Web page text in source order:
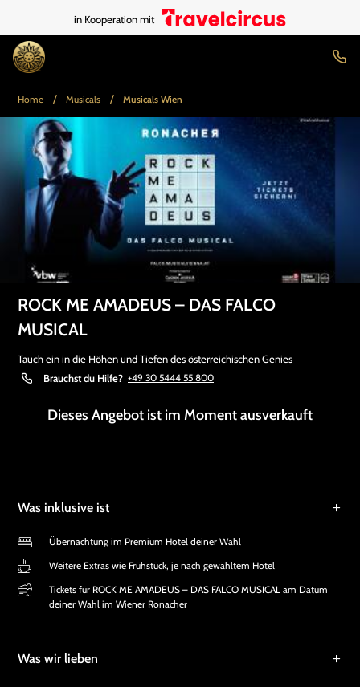
in Kooperation mit
Home / Musicals / Musicals Wien
ROCK ME AMADEUS – DAS FALCO
MUSICAL
Tauch ein in die Höhen und Tiefen des österreichischen Genies
Brauchst du Hilfe? +49 30 5444 55 800
Dieses Angebot ist im Moment ausverkauft
Was inklusive ist
Übernachtung im Premium Hotel deiner Wahl
Weitere Extras wie Frühstück, je nach gewähltem Hotel
Tickets für ROCK ME AMADEUS – DAS FALCO MUSICAL am Datum
deiner Wahl im Wiener Ronacher
Was wir lieben